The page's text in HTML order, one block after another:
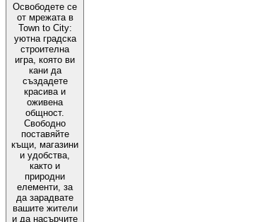
Освободете се
от мрежата в
Town to City:
уютна градска
строителна
игра, която ви
кани да
създадете
красива и
оживена
общност.
Свободно
поставяйте
къщи, магазини
и удобства,
както и
природни
елементи, за
да зарадвате
вашите жители
и да насърчите